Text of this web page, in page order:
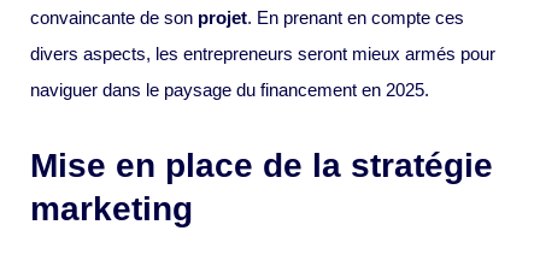
convaincante de son projet. En prenant en compte ces
divers aspects, les entrepreneurs seront mieux armés pour
naviguer dans le paysage du financement en 2025.
Mise en place de la stratégie
marketing